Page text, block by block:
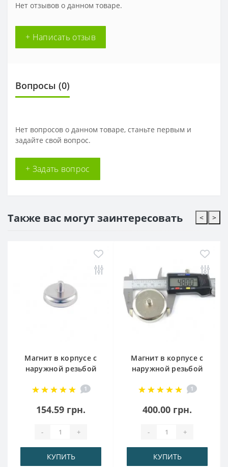
Нет отзывов о данном товаре.
+ Написать отзыв
Вопросы (0)
Нет вопросов о данном товаре, станьте первым и
задайте свой вопрос.
+ Задать вопрос
Также вас могут заинтересовать <
Магнит в корпусе с
наружной резьбой
1
154.59 грн.
- +
КУПИТЬ
Магнит в корпусе с
наружной резьбой
1
400.00 грн.
- +
КУПИТЬ
>